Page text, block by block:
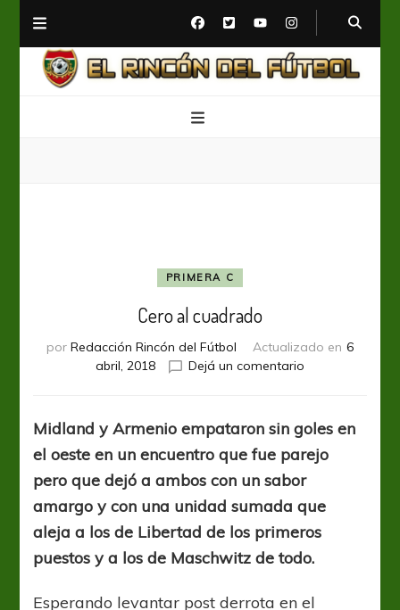
PRIMERA C
Cero al cuadrado
por Redacción Rincón del Fútbol Actualizado en 6
abril, 2018
Dejá un comentario
cuadrado
Midland y Armenio empataron sin goles en
el oeste en un encuentro que fue parejo
pero que dejó a ambos con un sabor
amargo y con una unidad sumada que
aleja a los de Libertad de los primeros
puestos y a los de Maschwitz de todo.
Esperando levantar post derrota en el